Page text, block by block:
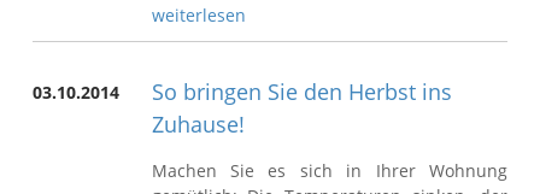
weiterlesen
03.10.2014
So bringen Sie den Herbst ins
Zuhause!
Machen Sie es sich in Ihrer Wohnung